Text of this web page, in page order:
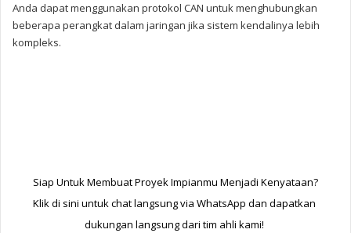
Anda dapat menggunakan protokol CAN untuk menghubungkan
beberapa perangkat dalam jaringan jika sistem kendalinya lebih
kompleks.
Siap Untuk Membuat Proyek Impianmu Menjadi Kenyataan?
Klik di sini untuk chat langsung via WhatsApp dan dapatkan
dukungan langsung dari tim ahli kami!